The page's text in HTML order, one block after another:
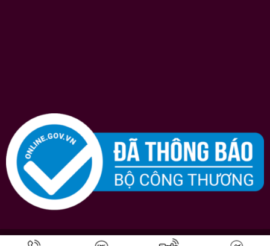
Bản quyền © 2026 Shopruou247.com chúng tôi luôn nỗ lực hết mình vì sự